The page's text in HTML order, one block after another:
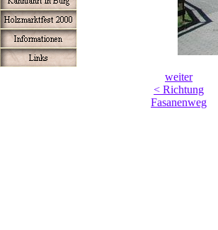
weiter
< Richtung
Fasanenweg